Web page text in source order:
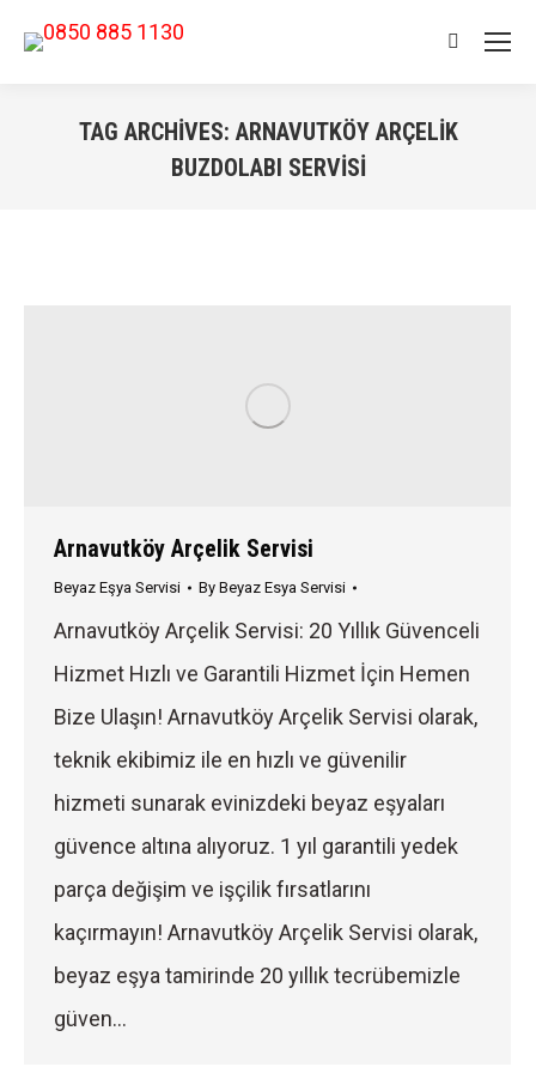
Search:
TAG ARCHIVES: ARNAVUTKÖY ARÇELIK
BUZDOLABI SERVISI
Arnavutköy Arçelik Servisi
Beyaz Eşya Servisi By Beyaz Esya Servisi
Arnavutköy Arçelik Servisi: 20 Yıllık Güvenceli
Hizmet Hızlı ve Garantili Hizmet İçin Hemen
Bize Ulaşın! Arnavutköy Arçelik Servisi olarak,
teknik ekibimiz ile en hızlı ve güvenilir
hizmeti sunarak evinizdeki beyaz eşyaları
güvence altına alıyoruz. 1 yıl garantili yedek
parça değişim ve işçilik fırsatlarını
kaçırmayın! Arnavutköy Arçelik Servisi olarak,
beyaz eşya tamirinde 20 yıllık tecrübemizle
güven…